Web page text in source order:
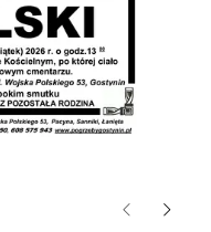
Poprzednie